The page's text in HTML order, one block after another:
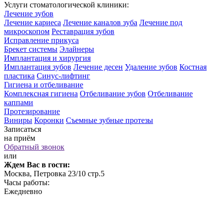
Услуги стоматологической клиники:
Лечение зубов
Лечение кариеса Лечение каналов зуба Лечение под
микроскопом Реставрация зубов
Исправление прикуса
Брекет системы Элайнеры
Имплантация и хирургия
Имплантация зубов Лечение десен Удаление зубов Костная
пластика Синус-лифтинг
Гигиена и отбеливание
Комплексная гигиена Отбеливание зубов Отбеливание
каппами
Протезирование
Виниры Коронки Съемные зубные протезы
Записаться
на приём
Обратный звонок
или
Ждем Вас в гости:
Москва, Петровка 23/10 стр.5
Часы работы:
Ежедневно